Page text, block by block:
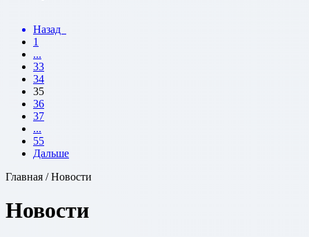
Назад
1
...
33
34
35
36
37
...
55
Дальше
Главная / Новости
Новости